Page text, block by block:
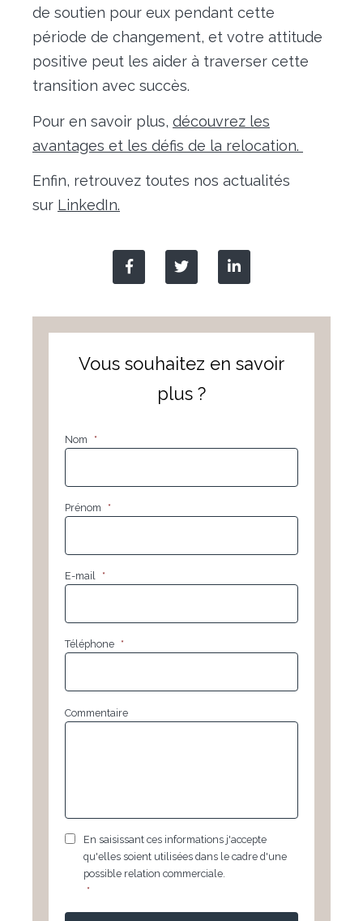
de soutien pour eux pendant cette
période de changement, et votre attitude
positive peut les aider à traverser cette
transition avec succès.
Pour en savoir plus, découvrez les
avantages et les défis de la relocation.
Enfin, retrouvez toutes nos actualités
sur LinkedIn.
Vous souhaitez en savoir
plus ?
Nom *
Prénom *
E-mail *
Téléphone *
Commentaire
RGPD *
En saisissant ces informations j'accepte
qu'elles soient utilisées dans le cadre d'une
possible relation commerciale.
*